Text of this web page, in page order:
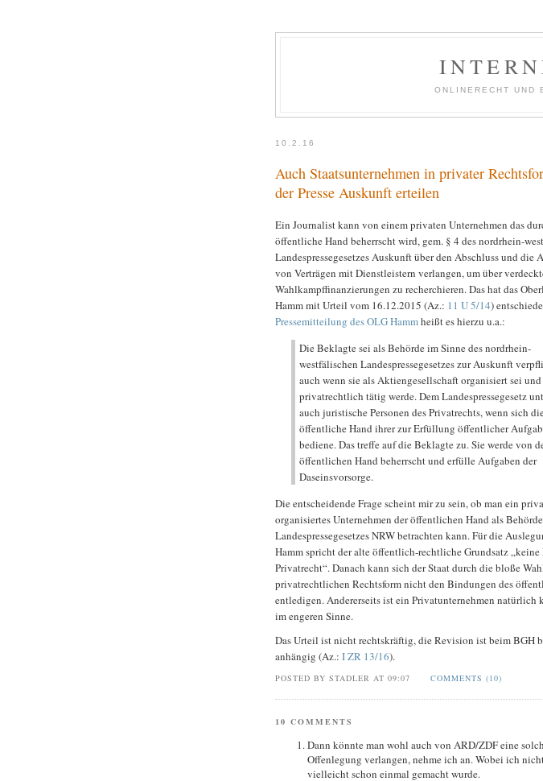
ONLINERECHT UND
10.2.16
Auch Staatsunternehmen in privater
der Presse Auskunft erteilen
Ein Journalist kann von einem privaten Unternehmen das
öffentliche Hand beherrscht wird, gem. § 4 des nordrhein-
Landespressegesetzes Auskunft über den Abschluss und die
von Verträgen mit Dienstleistern verlangen, um über
Wahlkampffinanzierungen zu recherchieren. Das hat das
Hamm mit Urteil vom 16.12.2015 (Az.: 11 U 5/14)
Pressemitteilung des OLG Hammheißt es hierzu u.a.:
Die Beklagte sei als Behörde im Sinne des nordrhein-
westfälischen Landespressegesetzes zur Auskunft
auch wenn sie als Aktiengesellschaft organisiert sei und
privatrechtlich tätig werde. Dem Landespressegesetz
auch juristische Personen des Privatrechts, wenn sich
öffentliche Hand ihrer zur Erfüllung öffentlicher
bediene. Das treffe auf die Beklagte zu. Sie werde von
öffentlichen Hand beherrscht und erfülle Aufgaben der
Daseinsvorsorge.
Die entscheidende Frage scheint mir zu sein, ob man ein
organisiertes Unternehmen der öffentlichen Hand als
Landespressegesetzes NRW betrachten kann. Für die
Hamm spricht der alte öffentlich-rechtliche Grundsatz
Privatrecht“. Danach kann sich der Staat durch die bloße
privatrechtlichen Rechtsform nicht den Bindungen des
entledigen. Andererseits ist ein Privatunternehmen natürlich
im engeren Sinne.
Das Urteil ist nicht rechtskräftig, die Revision ist beim BGH
anhängig (Az.: I ZR 13/16).
POSTED BY STADLER AT 09:07 COMMENTS (10)
10 COMMENTS
Dann könnte man wohl auch von ARD/ZDF eine
Offenlegung verlangen, nehme ich an. Wobei ich
vielleicht schon einmal gemacht wurde.